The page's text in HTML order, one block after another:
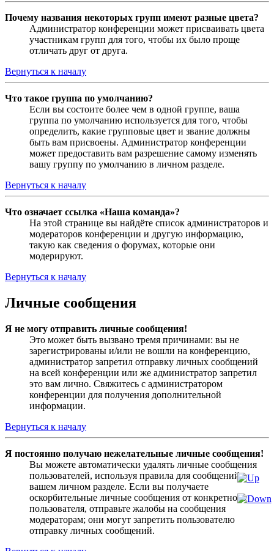
Почему названия некоторых групп имеют разные цвета?
Администратор конференции может присваивать цвета
участникам групп для того, чтобы их было проще
отличать друг от друга.
Вернуться к началу
Что такое группа по умолчанию?
Если вы состоите более чем в одной группе, ваша
группа по умолчанию используется для того, чтобы
определить, какие групповые цвет и звание должны
быть вам присвоены. Администратор конференции
может предоставить вам разрешение самому изменять
вашу группу по умолчанию в личном разделе.
Вернуться к началу
Что означает ссылка «Наша команда»?
На этой странице вы найдёте список администраторов и
модераторов конференции и другую информацию,
такую как сведения о форумах, которые они
модерируют.
Вернуться к началу
Личные сообщения
Я не могу отправить личные сообщения!
Это может быть вызвано тремя причинами: вы не
зарегистрированы и/или не вошли на конференцию,
администратор запретил отправку личных сообщений
на всей конференции или же администратор запретил
это вам лично. Свяжитесь с администратором
конференции для получения дополнительной
информации.
Вернуться к началу
Я постоянно получаю нежелательные личные сообщения!
Вы можете автоматически удалять личные сообщения
пользователей, используя правила для сообщений в
вашем личном разделе. Если вы получаете
оскорбительные личные сообщения от конкретного
пользователя, отправьте жалобы на сообщения
модераторам; они могут запретить пользователю
отправку личных сообщений.